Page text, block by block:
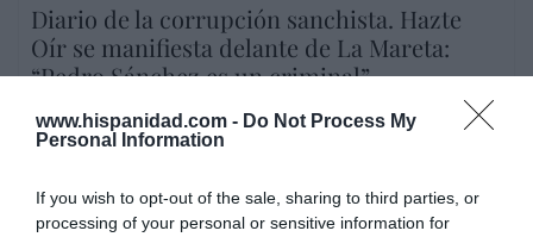
www.hispanidad.com - Do Not Process My
Personal Information
If you wish to opt-out of the sale, sharing to third parties, or
processing of your personal or sensitive information for
Diario de la corrupción sanchista. Hazte
Oír se manifiesta delante de La Mareta:
“Pedro Sánchez es un criminal”
por Redacción
Artículos anteriores
Opinión